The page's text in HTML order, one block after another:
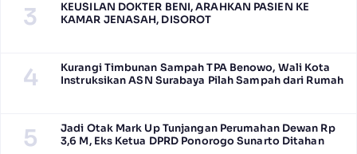
3
KEUSILAN DOKTER BENI, ARAHKAN PASIEN KE
KAMAR JENASAH, DISOROT
4
Kurangi Timbunan Sampah TPA Benowo, Wali Kota
Instruksikan ASN Surabaya Pilah Sampah dari Rumah
5
Jadi Otak Mark Up Tunjangan Perumahan Dewan Rp
3,6 M, Eks Ketua DPRD Ponorogo Sunarto Ditahan